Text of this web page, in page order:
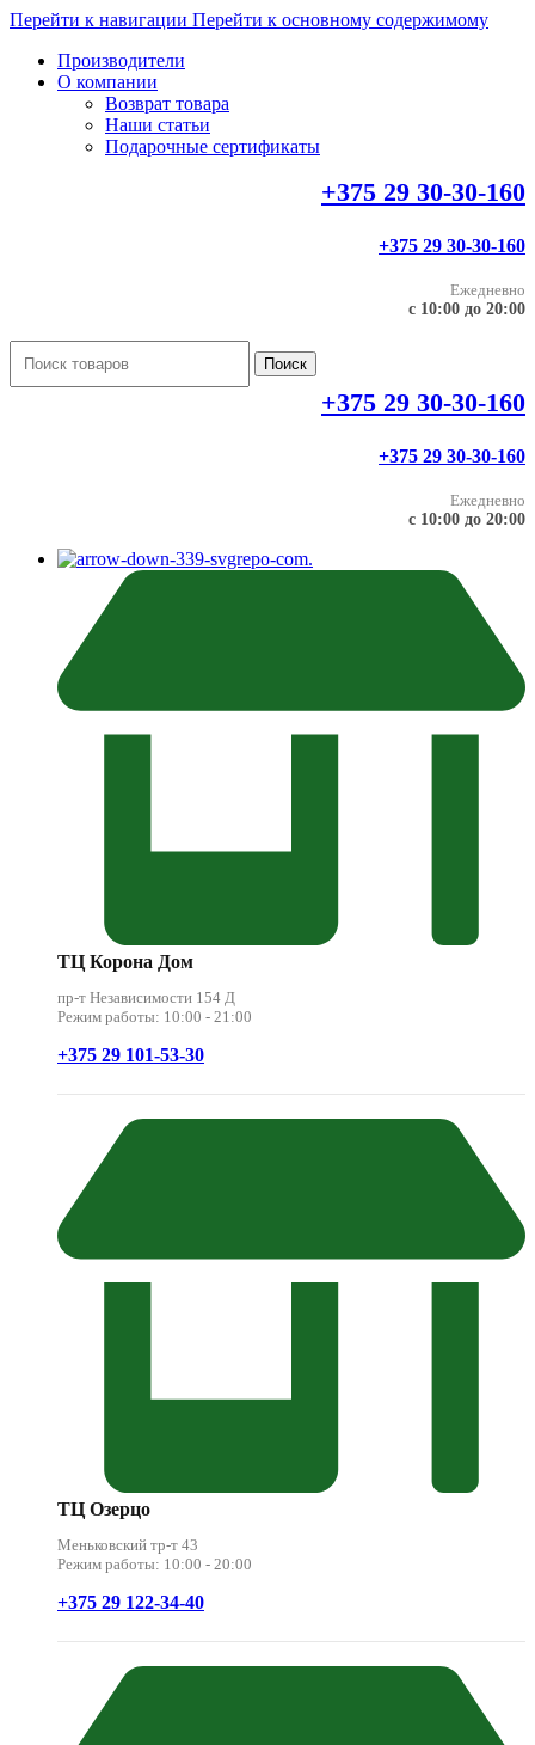
Перейти к навигации Перейти к основному содержимому
Производители
О компании
Возврат товара
Наши статьи
Подарочные сертификаты
+375 29 30-30-160
+375 29 30-30-160
Ежедневно
с 10:00 до 20:00
Поиск
+375 29 30-30-160
+375 29 30-30-160
Ежедневно
с 10:00 до 20:00
.
ТЦ Корона Дом
пр-т Независимости 154 Д
Режим работы: 10:00 - 21:00
+375 29 101-53-30
ТЦ Озерцо
Меньковский тр-т 43
Режим работы: 10:00 - 20:00
+375 29 122-34-40